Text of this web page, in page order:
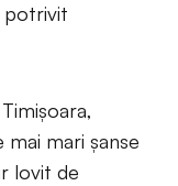
potrivit
mari șanse
lovit de